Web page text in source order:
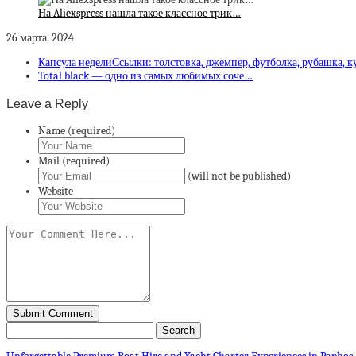
На Aliexspress нашла такое классное трик…
26 марта, 2024
Капсула неделиСсылки: толстовка, джемпер, футболка, рубашка,
Total black — одно из самых любимых соче…
Leave a Reply
Name (required)
Mail (required)
(will not be published)
Website